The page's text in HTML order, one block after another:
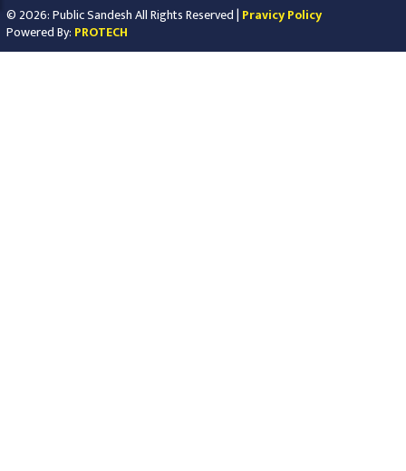
© 2026: Public Sandesh All Rights Reserved | Pravicy Policy
Powered By: PROTECH